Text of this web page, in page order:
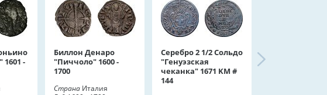
1601 -
Биллон Денаро
"Пиччоло" 1600 -
1700
Страна Италия
Серебро 2 1/2 Сольдо
"Генуэзская
чеканка" 1671 KM #
144